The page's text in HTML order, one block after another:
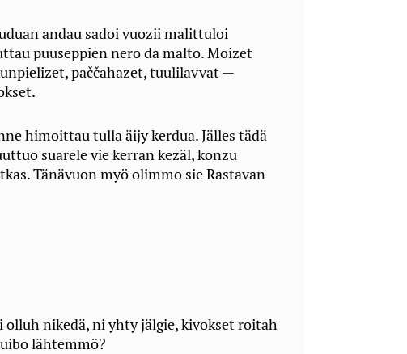
andau sadoi vuozii malittuloi
puuseppien nero da malto. Moizet
paččahazet, tuulilavvat —
himoittau tulla äijy kerdua. Jälles tädä
suarele vie kerran kezäl, konzu
Tänävuon myö olimmo sie Rastavan
olluh nikedä, ni yhty jälgie, kivokset roitah
lähtemmö?